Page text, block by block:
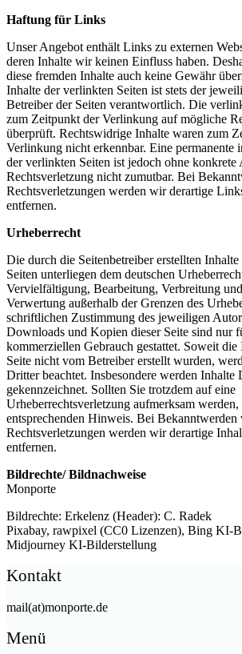
Haftung für Links
Unser Angebot enthält Links zu externen
deren Inhalte wir keinen Einfluss haben.
diese fremden Inhalte auch keine Gewähr
Inhalte der verlinkten Seiten ist stets der
Betreiber der Seiten verantwortlich. Die
zum Zeitpunkt der Verlinkung auf mögliche
überprüft. Rechtswidrige Inhalte waren zum
Verlinkung nicht erkennbar. Eine permanente
der verlinkten Seiten ist jedoch ohne konkrete
Rechtsverletzung nicht zumutbar. Bei
Rechtsverletzungen werden wir derartige
entfernen.
Urheberrecht
Die durch die Seitenbetreiber erstellten
Seiten unterliegen dem deutschen
Vervielfältigung, Bearbeitung, Verbreitung
Verwertung außerhalb der Grenzen des
schriftlichen Zustimmung des jeweiligen
Downloads und Kopien dieser Seite sind nur
kommerziellen Gebrauch gestattet. Soweit die
Seite nicht vom Betreiber erstellt wurden,
Dritter beachtet. Insbesondere werden Inhalte
gekennzeichnet. Sollten Sie trotzdem auf eine
Urheberrechtsverletzung aufmerksam
entsprechenden Hinweis. Bei Bekanntwerden
Rechtsverletzungen werden wir derartige
entfernen.
Bildrechte/ Bildnachweise
Monporte
Bildrechte: Erkelenz (Header): C. Radek
Pixabay, rawpixel (CC0 Lizenzen), Bing KI-
Midjourney KI-Bilderstellung
Kontakt
mail(at)monporte.de
Menü